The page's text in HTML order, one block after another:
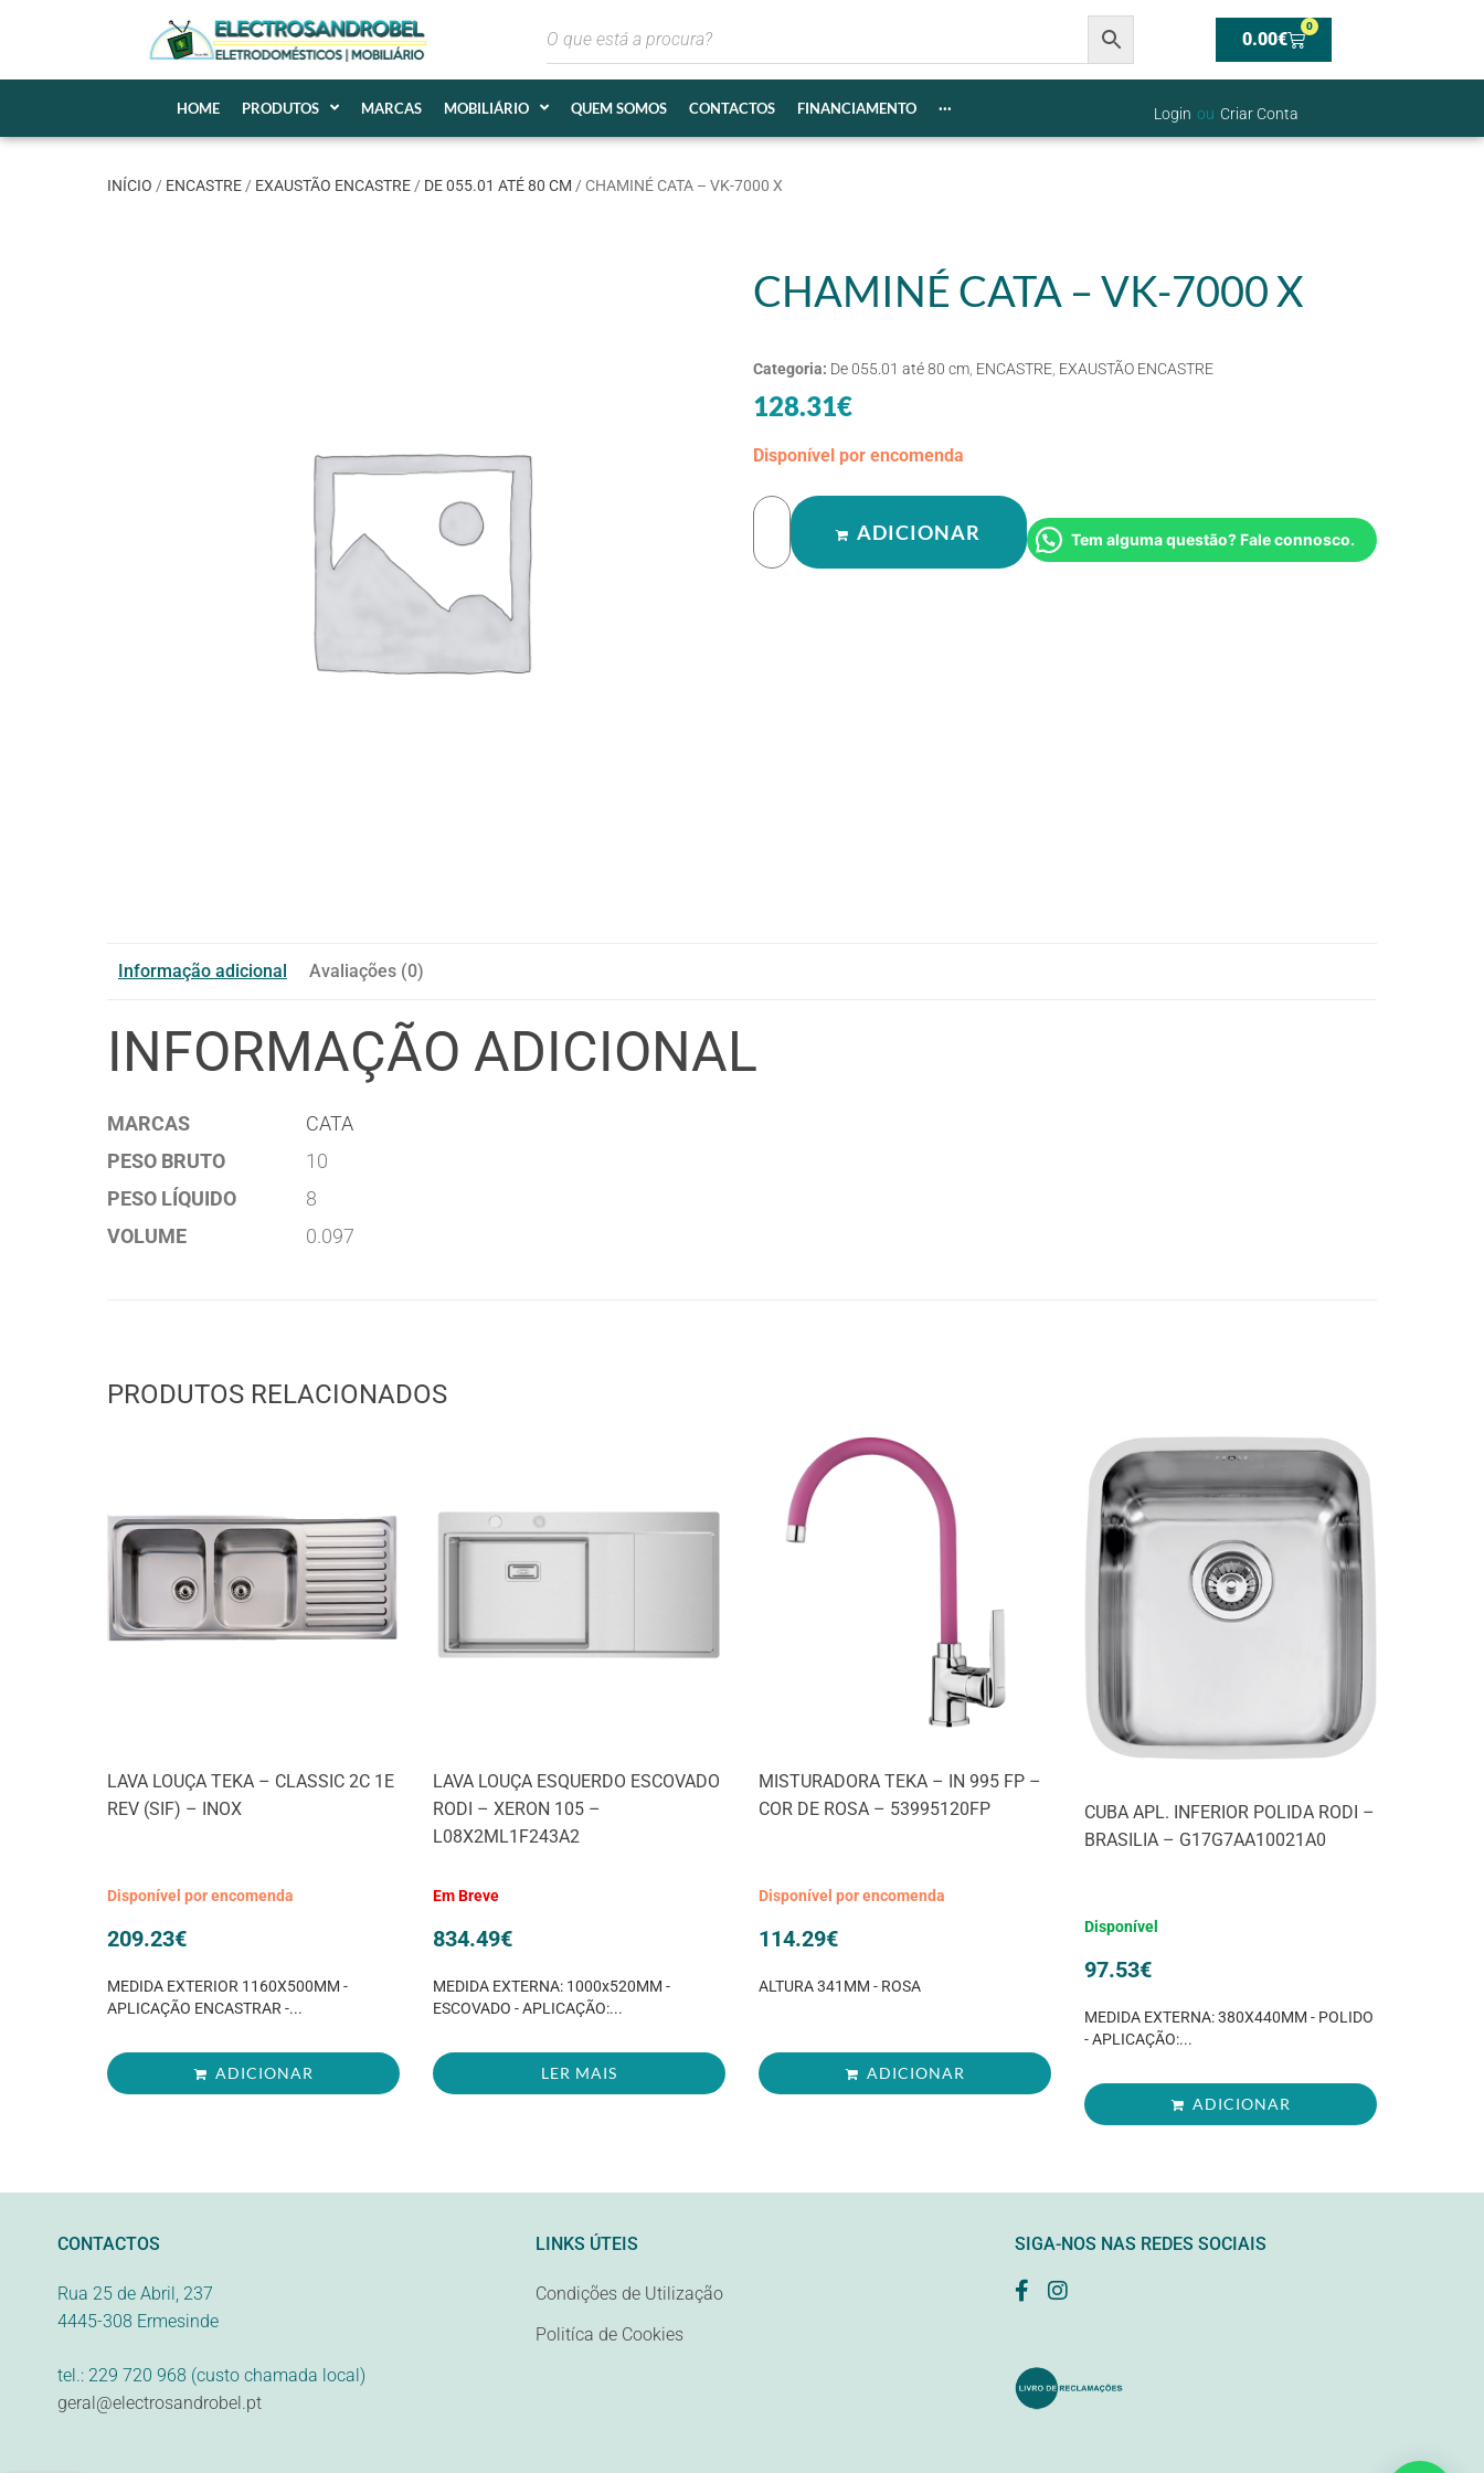
0.00€
0
HOME PRODUTOS MARCAS MOBILIÁRIO QUEM SOMOS CONTACTOS FINANCIAMENTO ··· Login ou Criar Conta
INÍCIO / ENCASTRE/ EXAUSTÃO ENCASTRE/ DE 055.01 ATÉ 80 CM / CHAMINÉ CATA – VK-7000 X
CHAMINÉ CATA – VK-7000 X
Categoria: De 055.01 até 80 cm ENCASTRE EXAUSTÃO ENCASTRE
128.31€
Disponível por encomenda
ADICIONAR Tem alguma questão? Fale connosco.
Informação adicional Avaliações (0)
INFORMAÇÃO ADICIONAL
MARCAS
CATA
PESO BRUTO
10
PESO LÍQUIDO
8
VOLUME
0.097
PRODUTOS RELACIONADOS
LAVA LOUÇA TEKA – CLASSIC 2C 1E
REV (SIF) – INOX
Disponível por encomenda
209.23€
MEDIDA EXTERIOR 1160X500MM -
APLICAÇÃO ENCASTRAR -...
ADICIONAR
LAVA LOUÇA ESQUERDO ESCOVADO
RODI – XERON 105 –
L08X2ML1F243A2
Em Breve
834.49€
MEDIDA EXTERNA: 1000x520MM -
ESCOVADO - APLICAÇÃO:...
LER MAIS
MISTURADORA TEKA – IN 995 FP –
COR DE ROSA – 53995120FP
Disponível por encomenda
114.29€
ALTURA 341MM - ROSA
ADICIONAR
CUBA APL. INFERIOR POLIDA RODI –
BRASILIA – G17G7AA10021A0
Disponível
97.53€
MEDIDA EXTERNA: 380X440MM - POLIDO
- APLICAÇÃO:...
ADICIONAR
CONTACTOS
Rua 25 de Abril, 237
4445-308 Ermesinde
tel.: 229 720 968 (custo chamada local)
geral@electrosandrobel.pt
LINKS ÚTEIS
Condições de Utilização
Politíca de Cookies
SIGA-NOS NAS REDES SOCIAIS